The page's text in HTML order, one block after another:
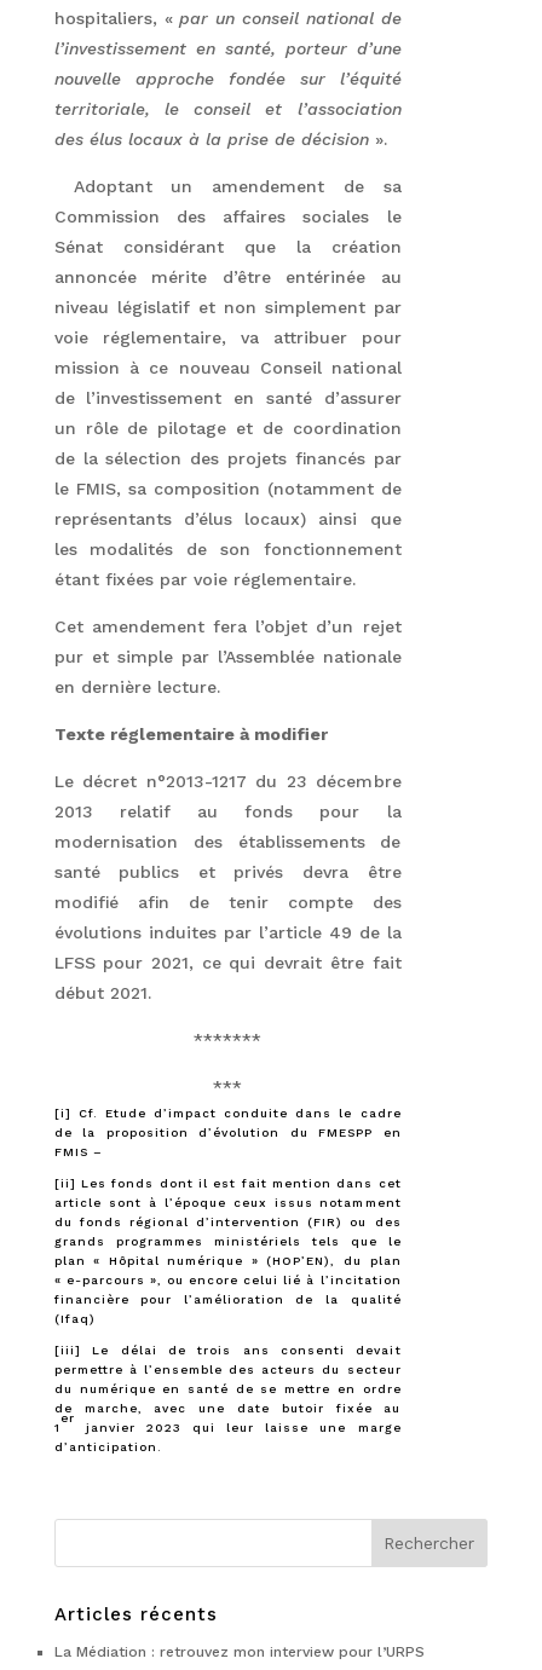
hospitaliers, «par un conseil national de
l’investissement en santé, porteur d’une
nouvelle approche fondée sur l’équité
territoriale, le conseil et l’association
des élus locaux à la prise de décision ».
Adoptant un amendement de sa
Commission des affaires sociales le
Sénat considérant que la création
annoncée mérite d’être entérinée au
niveau législatif et non simplement par
voie réglementaire, va attribuer pour
mission à ce nouveau Conseil national
de l’investissement en santé d’assurer
un rôle de pilotage et de coordination
de la sélection des projets financés par
le FMIS, sa composition (notamment de
représentants d’élus locaux) ainsi que
les modalités de son fonctionnement
étant fixées par voie réglementaire.
Cet amendement fera l’objet d’un rejet
pur et simple par l’Assemblée nationale
en dernière lecture.
Texte réglementaire à modifier
Le décret n°2013-1217 du 23 décembre
2013 relatif au fonds pour la
modernisation des établissements de
santé publics et privés devra être
modifié afin de tenir compte des
évolutions induites par l’article 49 de la
LFSS pour 2021, ce qui devrait être fait
début 2021.
*******
***
[i]
Cf. Etude d’impact conduite dans le cadre
de la proposition d’évolution du FMESPP en
FMIS –
[ii] Les fonds dont il est fait mention dans cet
article sont à l’époque ceux issus notamment
du fonds régional d’intervention (FIR) ou des
grands programmes ministériels tels que le
plan « Hôpital numérique » (HOP’EN), du plan
« e-parcours », ou encore celui lié à l’incitation
financière pour l’amélioration de la qualité
(Ifaq)
[iii]
Le délai de trois ans consenti devait
permettre à l’ensemble des acteurs du secteur
du numérique en santé de se mettre en ordre
de marche, avec une date butoir fixée au
1
er
janvier 2023 qui leur laisse une marge
d’anticipation.
Articles récents
La Médiation : retrouvez mon interview pour l’URPS